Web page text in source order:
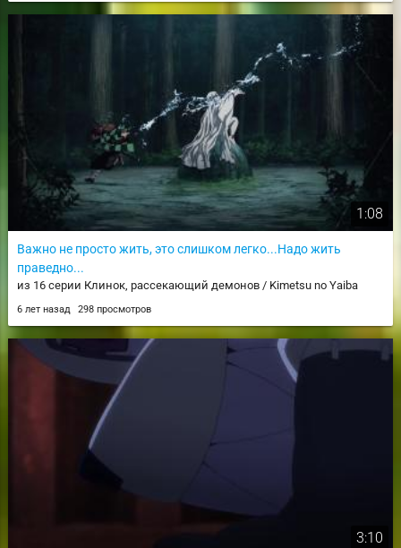
1:08
Важно не просто жить, это слишком легко...Надо жить
праведно...
из 16 серии Клинок, рассекающий демонов / Kimetsu no Yaiba
6 лет назад 298 просмотров
3:10